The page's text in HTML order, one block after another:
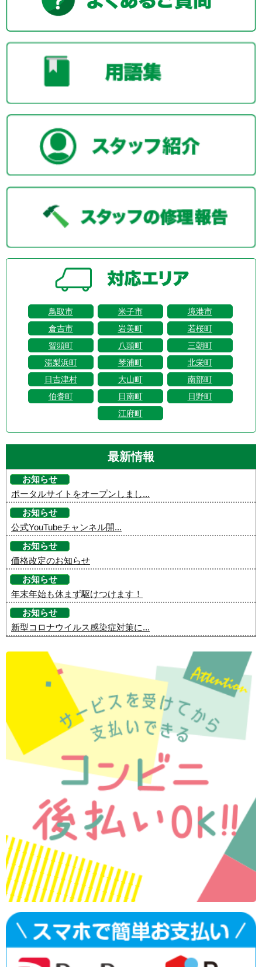
鳥取市 米子市
境港市
倉吉市
岩美町
若桜町
智頭町
八頭町
三朝町
湯梨浜町
琴浦町
北栄町
日吉津村
大山町
南部町
伯耆町
日南町
日野町
江府町
最新情報
お知らせ
ポータルサイトをオープンしまし...
お知らせ
公式YouTubeチャンネル開...
お知らせ
価格改定のお知らせ
お知らせ
年末年始も休まず駆けつけます！
お知らせ
新型コロナウイルス感染症対策に...